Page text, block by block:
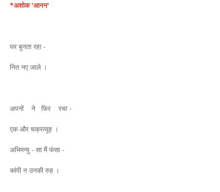
*अशोक 'आनन'
घर बुनता रहा -
नित नए जाले ।
अपनों ने फिर रचा -
एक और चक्रव्यूह ।
अभिमन्यु - सा मैं फंसा -
कांपी न उनकी रुह ।